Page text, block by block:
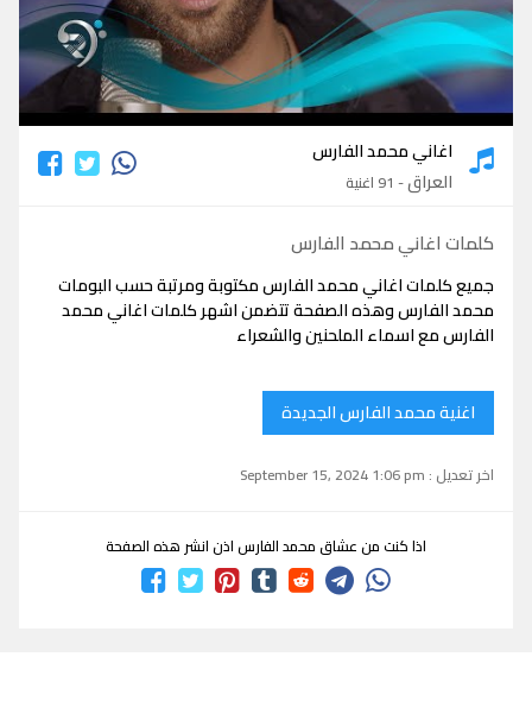
كلمات اغاني محمد الفارس
اغاني محمد الفارس
العراق- 91 اغنية
كلمات اغاني محمد الفارس
جميع كلمات اغاني محمد الفارس مكتوبة ومرتبة حسب البومات
محمد الفارس وهذه الصفحة تتضمن اشهر كلمات اغاني محمد
الفارس مع اسماء الملحنين والشعراء
اغنية محمد الفارس الجديدة
اخر تعديل : September 15, 2024 1:06 pm
اذا كنت من عشاق محمد الفارس اذن انشر هذه الصفحة